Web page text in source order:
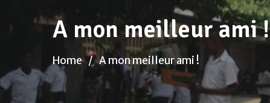
A mon meilleur ami !
Home A mon meilleur ami !